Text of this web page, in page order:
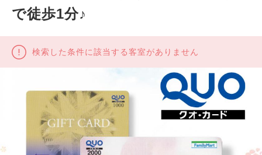
で徒歩1分♪
検索した条件に該当する客室がありません